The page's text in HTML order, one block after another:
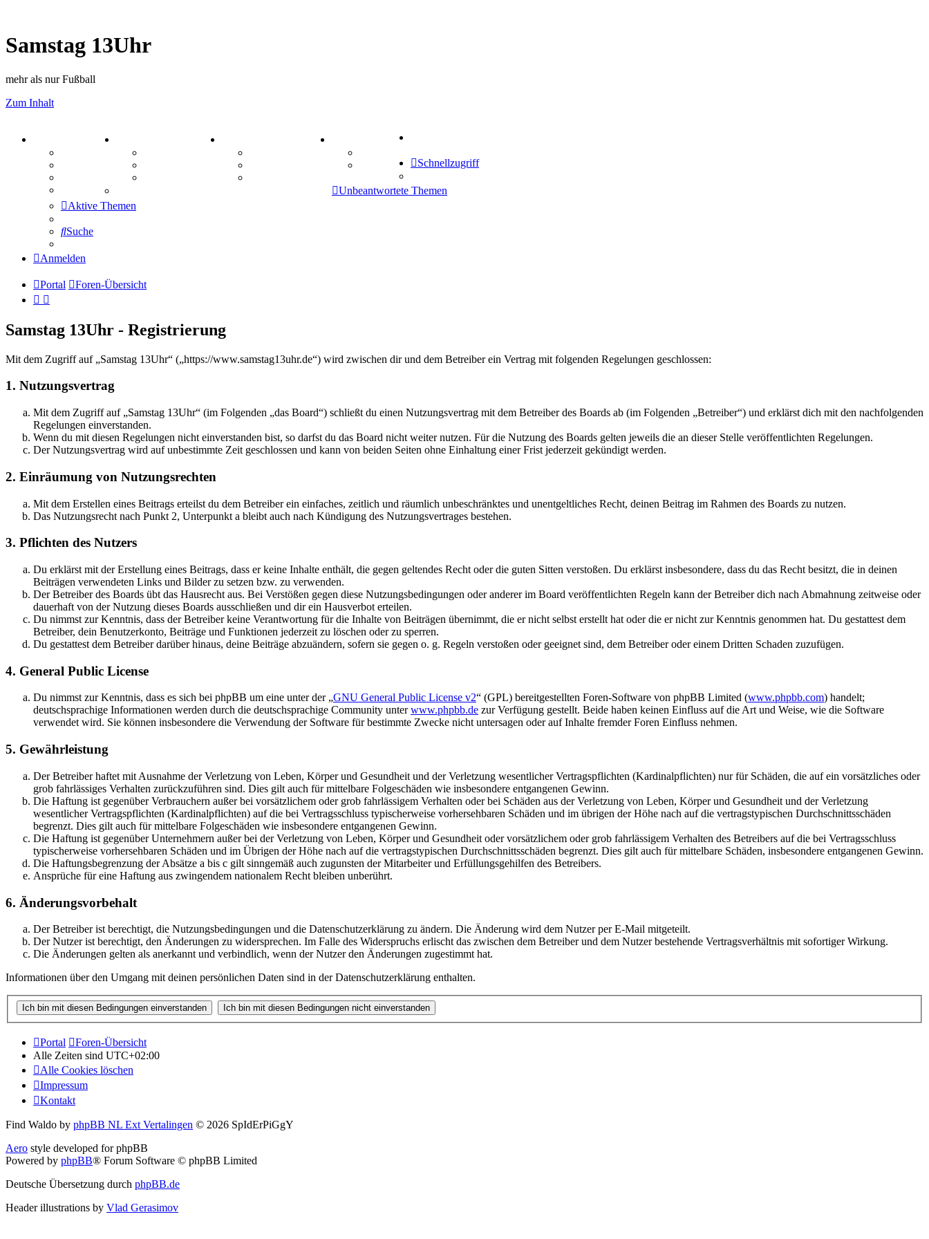
Samstag 13Uhr
mehr als nur Fußball
Zum Inhalt
Mastodon
Comunio
Schnellzugriff
Unbeantwortete Themen
Aktive Themen
Suche
Anmelden
Portal Foren-Übersicht
Samstag 13Uhr - Registrierung
Mit dem Zugriff auf „Samstag 13Uhr“ („https://www.samstag13uhr.de“) wird zwischen dir und dem Betreiber ein Vertrag mit folgenden Regelungen geschlossen:
1. Nutzungsvertrag
Mit dem Zugriff auf „Samstag 13Uhr“ (im Folgenden „das Board“) schließt du einen Nutzungsvertrag mit dem Betreiber des Boards ab (im Folgenden „Betreiber“) und erklärst dich mit den nachfolgenden
Regelungen einverstanden.
Wenn du mit diesen Regelungen nicht einverstanden bist, so darfst du das Board nicht weiter nutzen. Für die Nutzung des Boards gelten jeweils die an dieser Stelle veröffentlichten Regelungen.
Der Nutzungsvertrag wird auf unbestimmte Zeit geschlossen und kann von beiden Seiten ohne Einhaltung einer Frist jederzeit gekündigt werden.
2. Einräumung von Nutzungsrechten
Mit dem Erstellen eines Beitrags erteilst du dem Betreiber ein einfaches, zeitlich und räumlich unbeschränktes und unentgeltliches Recht, deinen Beitrag im Rahmen des Boards zu nutzen.
Das Nutzungsrecht nach Punkt 2, Unterpunkt a bleibt auch nach Kündigung des Nutzungsvertrages bestehen.
3. Pflichten des Nutzers
Du erklärst mit der Erstellung eines Beitrags, dass er keine Inhalte enthält, die gegen geltendes Recht oder die guten Sitten verstoßen. Du erklärst insbesondere, dass du das Recht besitzt, die in deinen
Beiträgen verwendeten Links und Bilder zu setzen bzw. zu verwenden.
Der Betreiber des Boards übt das Hausrecht aus. Bei Verstößen gegen diese Nutzungsbedingungen oder anderer im Board veröffentlichten Regeln kann der Betreiber dich nach Abmahnung zeitweise oder
dauerhaft von der Nutzung dieses Boards ausschließen und dir ein Hausverbot erteilen.
Du nimmst zur Kenntnis, dass der Betreiber keine Verantwortung für die Inhalte von Beiträgen übernimmt, die er nicht selbst erstellt hat oder die er nicht zur Kenntnis genommen hat. Du gestattest dem
Betreiber, dein Benutzerkonto, Beiträge und Funktionen jederzeit zu löschen oder zu sperren.
Du gestattest dem Betreiber darüber hinaus, deine Beiträge abzuändern, sofern sie gegen o. g. Regeln verstoßen oder geeignet sind, dem Betreiber oder einem Dritten Schaden zuzufügen.
4. General Public License
Du nimmst zur Kenntnis, dass es sich bei phpBB um eine unter der „GNU General Public License v2“ (GPL) bereitgestellten Foren-Software von phpBB Limited (www.phpbb.com) handelt;
deutschsprachige Informationen werden durch die deutschsprachige Community unterwww.phpbb.de zur Verfügung gestellt. Beide haben keinen Einfluss auf die Art und Weise, wie die Software
verwendet wird. Sie können insbesondere die Verwendung der Software für bestimmte Zwecke nicht untersagen oder auf Inhalte fremder Foren Einfluss nehmen.
5. Gewährleistung
Der Betreiber haftet mit Ausnahme der Verletzung von Leben, Körper und Gesundheit und der Verletzung wesentlicher Vertragspflichten (Kardinalpflichten) nur für Schäden, die auf ein vorsätzliches oder
grob fahrlässiges Verhalten zurückzuführen sind. Dies gilt auch für mittelbare Folgeschäden wie insbesondere entgangenen Gewinn.
Die Haftung ist gegenüber Verbrauchern außer bei vorsätzlichem oder grob fahrlässigem Verhalten oder bei Schäden aus der Verletzung von Leben, Körper und Gesundheit und der Verletzung
wesentlicher Vertragspflichten (Kardinalpflichten) auf die bei Vertragsschluss typischerweise vorhersehbaren Schäden und im übrigen der Höhe nach auf die vertragstypischen Durchschnittsschäden
begrenzt. Dies gilt auch für mittelbare Folgeschäden wie insbesondere entgangenen Gewinn.
Die Haftung ist gegenüber Unternehmern außer bei der Verletzung von Leben, Körper und Gesundheit oder vorsätzlichem oder grob fahrlässigem Verhalten des Betreibers auf die bei Vertragsschluss
typischerweise vorhersehbaren Schäden und im Übrigen der Höhe nach auf die vertragstypischen Durchschnittsschäden begrenzt. Dies gilt auch für mittelbare Schäden, insbesondere entgangenen Gewinn.
Die Haftungsbegrenzung der Absätze a bis c gilt sinngemäß auch zugunsten der Mitarbeiter und Erfüllungsgehilfen des Betreibers.
Ansprüche für eine Haftung aus zwingendem nationalem Recht bleiben unberührt.
6. Änderungsvorbehalt
Der Betreiber ist berechtigt, die Nutzungsbedingungen und die Datenschutzerklärung zu ändern. Die Änderung wird dem Nutzer per E-Mail mitgeteilt.
Der Nutzer ist berechtigt, den Änderungen zu widersprechen. Im Falle des Widerspruchs erlischt das zwischen dem Betreiber und dem Nutzer bestehende Vertragsverhältnis mit sofortiger Wirkung.
Die Änderungen gelten als anerkannt und verbindlich, wenn der Nutzer den Änderungen zugestimmt hat.
Informationen über den Umgang mit deinen persönlichen Daten sind in der Datenschutzerklärung enthalten.
Portal
Foren-Übersicht
Alle Zeiten sind UTC+02:00
Alle Cookies löschen
Impressum
Kontakt
Find Waldo by phpBB NL Ext Vertalingen © 2026 SpIdErPiGgY
Aero style developed for phpBB
Powered by phpBB® Forum Software © phpBB Limited
Deutsche Übersetzung durch phpBB.de
Header illustrations by Vlad Gerasimov